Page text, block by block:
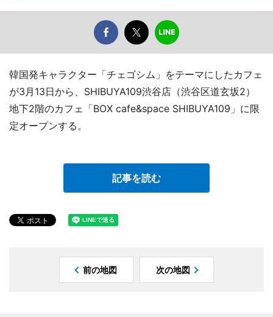
韓国発キャラクター「チェゴシム」をテーマにしたカフェ
が3月13日から、SHIBUYA109渋谷店（渋谷区道玄坂2）
地下2階のカフェ「BOX cafe&space SHIBUYA109」に限
定オープンする。
記事を読む
前の地図 次の地図